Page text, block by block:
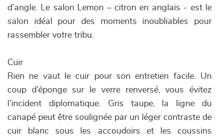
d’angle. Le salon Lemon – citron en anglais - est le
salon idéal pour des moments inoubliables pour
rassembler votre tribu.
Cuir
Rien ne vaut le cuir pour son entretien facile. Un
coup d’éponge sur le verre renversé, vous évitez
l’incident diplomatique. Gris taupe, la ligne du
canapé peut être soulignée par un léger contraste de
cuir blanc sous les accoudoirs et les coussins